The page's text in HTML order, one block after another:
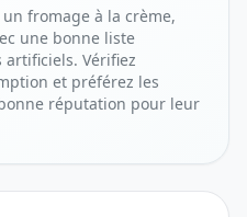
fromage à la crème,
une bonne liste
Vérifiez
et préférez les
réputation pour leur